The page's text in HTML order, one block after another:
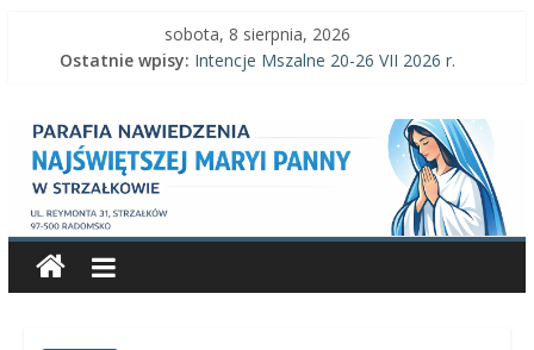
sobota, 8 sierpnia, 2026
Ostatnie wpisy: Intencje Mszalne 20-26 VII 2026 r.
Intencje Mszalne 27 VII-2 VIII 2026 r.
Ogłoszenia parafialne 26 VII 2026 r.
Parafia
Nawiedzenia
Najświętszej